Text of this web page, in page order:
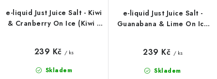
e-liquid Just Juice Salt - Kiwi
& Cranberry On Ice (Kiwi s
Skladem
239 Kč / ks
e-liquid Just Juice Salt -
Guanabana & Lime On Ice
Skladem
239 Kč / ks